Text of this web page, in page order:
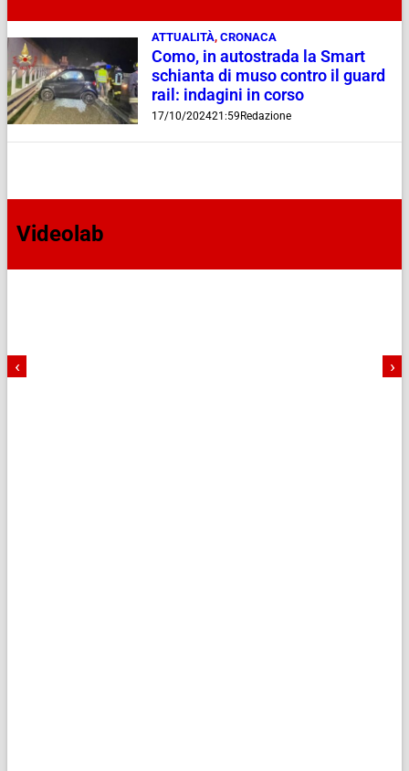
ATTUALITÀ, CRONACA
Como, in autostrada la Smart
schianta di muso contro il guard
rail: indagini in corso
17/10/202421:59Redazione
Videolab
‹ ›